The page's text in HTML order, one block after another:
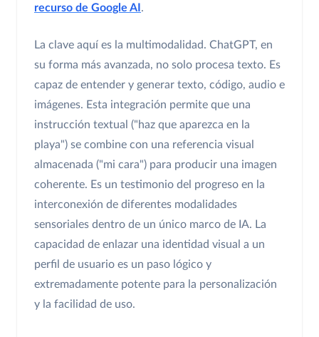
recurso de Google AI .
La clave aquí es la multimodalidad. ChatGPT, en
su forma más avanzada, no solo procesa texto. Es
capaz de entender y generar texto, código, audio e
imágenes. Esta integración permite que una
instrucción textual ("haz que aparezca en la
playa") se combine con una referencia visual
almacenada ("mi cara") para producir una imagen
coherente. Es un testimonio del progreso en la
interconexión de diferentes modalidades
sensoriales dentro de un único marco de IA. La
capacidad de enlazar una identidad visual a un
perfil de usuario es un paso lógico y
extremadamente potente para la personalización
y la facilidad de uso.